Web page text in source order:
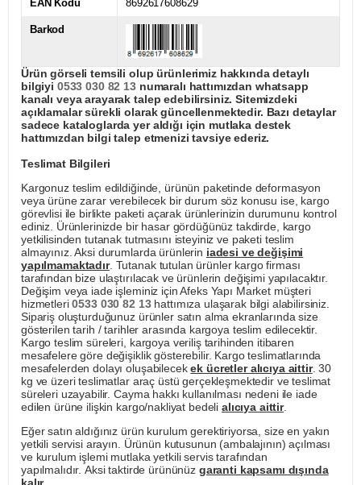
EAN Kodu 8692617608629
Barkod
Ürün görseli temsili olup ürünlerimiz hakkında detaylı
bilgiyi 0533 030 82 13numaralı hattımızdan whatsapp
kanalı veya arayarak talep edebilirsiniz. Sitemizdeki
açıklamalar sürekli olarak güncellenmektedir. Bazı detaylar
sadece kataloglarda yer aldığı için mutlaka destek
hattımızdan bilgi talep etmenizi tavsiye ederiz.
Teslimat Bilgileri
Kargonuz teslim edildiğinde, ürünün paketinde deformasyon
veya ürüne zarar verebilecek bir durum söz konusu ise, kargo
görevlisi ile birlikte paketi açarak ürünlerinizin durumunu kontrol
ediniz. Ürünlerinizde bir hasar gördüğünüz takdirde, kargo
yetkilisinden tutanak tutmasını isteyiniz ve paketi teslim
almayınız. Aksi durumlarda ürünlerin iadesi ve değişimi
yapılmamaktadır. Tutanak tutulan ürünler kargo firması
tarafından bize ulaştırılacak ve ürünlerin değişimi yapılacaktır.
Değişim veya iade işleminiz için Afeks Yapı Market müşteri
hizmetleri0533 030 82 13hattımıza ulaşarak bilgi alabilirsiniz.
Sipariş oluşturduğunuz ürünler satın alma ekranlarında size
gösterilen tarih / tarihler arasında kargoya teslim edilecektir.
Kargo teslim süreleri, kargoya veriliş tarihinden itibaren
mesafelere göre değişiklik gösterebilir. Kargo teslimatlarında
mesafelerden dolayı oluşabilecekek ücretler alıcıya aittir. 30
kg ve üzeri teslimatlar araç üstü gerçekleşmektedir ve teslimat
süreleri uzayabilir. Cayma hakkı kullanılması nedeni ile iade
edilen ürüne ilişkin kargo/nakliyat bedeli alıcıya aittir.
Eğer satın aldığınız ürün kurulum gerektiriyorsa, size en yakın
yetkili servisi arayın. Ürünün kutusunun (ambalajının) açılması
ve kurulum işlemi mutlaka yetkili servis tarafından
yapılmalıdır. Aksi taktirde ürününüz garanti kapsamı dışında